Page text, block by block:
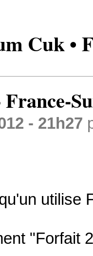
Cuk •
- 21h27
utilise
"Forfait